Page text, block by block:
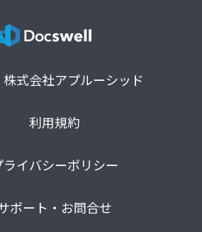
式会社アプルーシッド
利用規約
ライバシーポリシー
ポート・お問合せ